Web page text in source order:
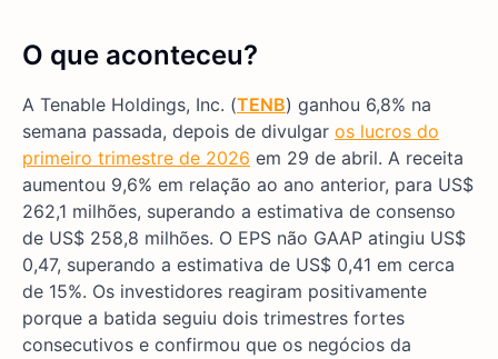
O que aconteceu?
A Tenable Holdings, Inc. (TENB) ganhou 6,8% na
semana passada, depois de divulgar os lucros do
primeiro trimestre de 2026 em 29 de abril. A receita
aumentou 9,6% em relação ao ano anterior, para US$
262,1 milhões, superando a estimativa de consenso
de US$ 258,8 milhões. O EPS não GAAP atingiu US$
0,47, superando a estimativa de US$ 0,41 em cerca
de 15%. Os investidores reagiram positivamente
porque a batida seguiu dois trimestres fortes
consecutivos e confirmou que os negócios da